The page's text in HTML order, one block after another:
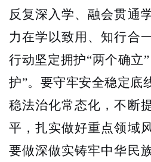
反复深入学、融会贯通
力在学以致用、知行合
行动坚定拥护“两个确立
护”。要守牢安全稳定底
稳法治化常态化，不断
平，扎实做好重点领域
要做深做实铸牢中华民